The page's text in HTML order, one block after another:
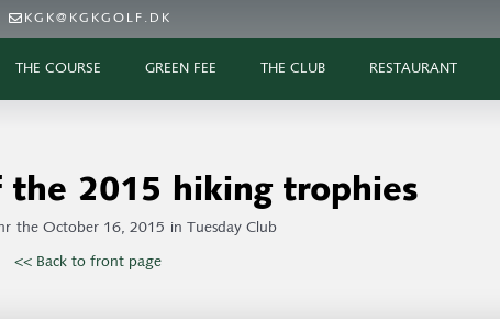
KGK@KGKGOLF.DK
THE COURSE GREEN FEE THE CLUB RESTAURANT
the 2015 hiking trophies
the October 16, 2015 in Tuesday Club
<< Back to front page